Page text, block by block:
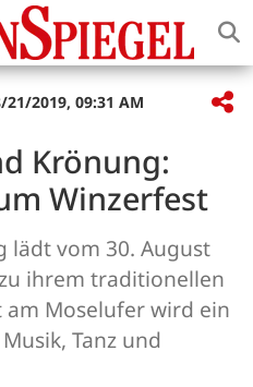
2019, 09:31 AM
Krönung:
Winzerfest
lädt vom 30. August
ihrem traditionellen
am Moselufer wird ein
Tanz und